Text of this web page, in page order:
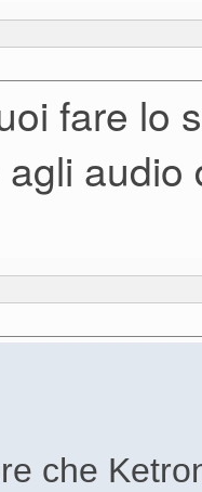
fare lo
che